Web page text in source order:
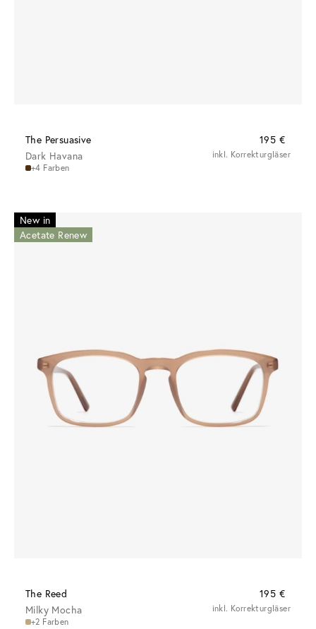
The Persuasive
195 €
Dark Havana
+4 Farben
inkl. Korrekturgläser
New in
Acetate Renew
The Reed
195 €
Milky Mocha
+2 Farben
inkl. Korrekturgläser